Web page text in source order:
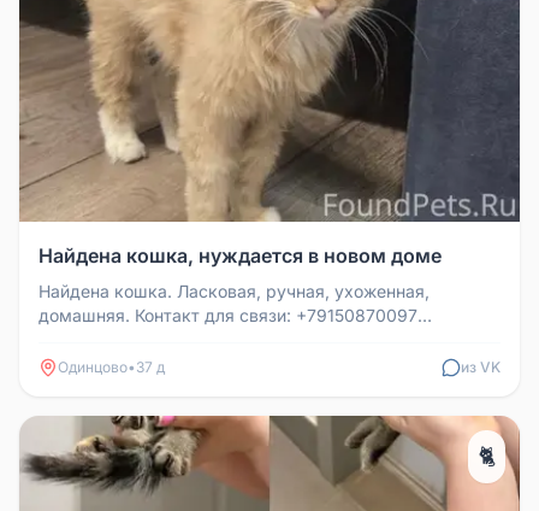
Найдена кошка, нуждается в новом доме
Найдена кошка. Ласковая, ручная, ухоженная,
домашняя. Контакт для связи: +79150870097
Одинцово• 37 д из VK
🐈